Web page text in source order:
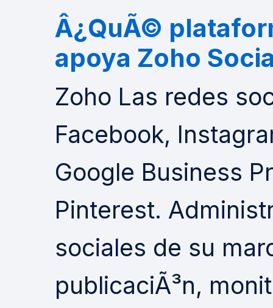
Â¿QuÃ©
apoya Zoho
Zoho Las redes
Facebook,
Google Business
Pinterest.
sociales de su
publicaciÃ³n,